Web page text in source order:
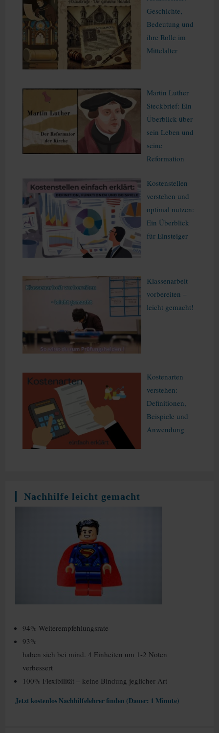
Geschichte,
Bedeutung und
ihre Rolle im
Mittelalter
Martin Luther
Steckbrief: Ein
Überblick über
sein Leben und
seine
Reformation
Kostenstellen
verstehen und
optimal nutzen:
Ein Überblick
für Einsteiger
Klassenarbeit
vorbereiten –
leicht gemacht!
Kostenarten
verstehen:
Definitionen,
Beispiele und
Anwendung
Nachhilfe leicht gemacht
94% Weiterempfehlungsrate
93%
haben sich bei mind. 4 Einheiten um 1-2 Noten
verbessert
100% Flexibilität – keine Bindung jeglicher Art
Jetzt kostenlos Nachhilfelehrer finden (Dauer: 1 Minute)